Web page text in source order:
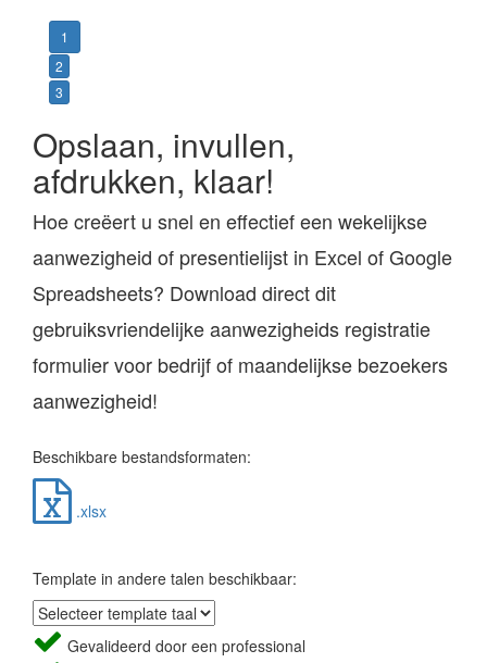
1
2
3
Opslaan, invullen,
afdrukken, klaar!
Hoe creëert u snel en effectief een wekelijkse
aanwezigheid of presentielijst in Excel of Google
Spreadsheets? Download direct dit
gebruiksvriendelijke aanwezigheids registratie
formulier voor bedrijf of maandelijkse bezoekers
aanwezigheid!
Beschikbare bestandsformaten:
.xlsx
Template in andere talen beschikbaar:
Gevalideerd door een professional